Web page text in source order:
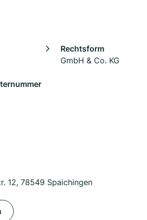
Rechtsform
GmbH & Co. KG
12, 78549 Spaichingen